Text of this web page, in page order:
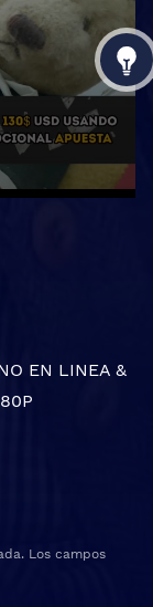
EN LINEA &
Los campos